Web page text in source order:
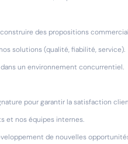
des propositions
solutions (qualité, fiabilité, service).
un environnement concurrentiel.
pour garantir la satisfaction
et nos équipes internes.
de nouvelles